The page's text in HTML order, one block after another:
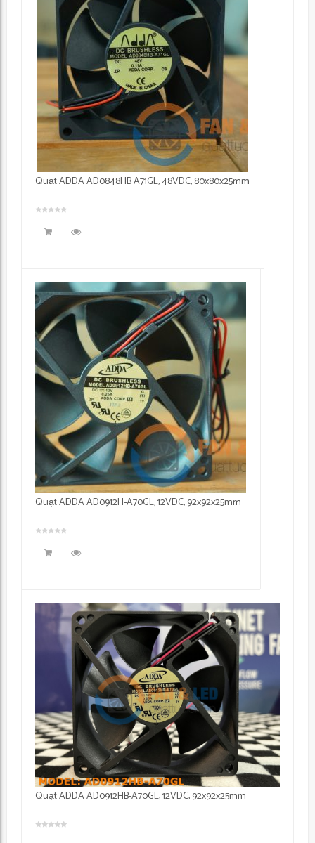
Quạt ADDA AD0848HB A71GL, 48VDC, 80x80x25mm
Quạt ADDA AD0912H-A70GL, 12VDC, 92x92x25mm
Quạt ADDA AD0912HB-A70GL, 12VDC, 92x92x25mm